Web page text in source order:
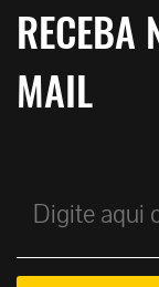
RECEBA
MAIL